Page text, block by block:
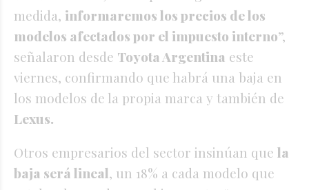
medida, informaremos los precios de los
modelos afectados por el impuesto interno”,
señalaron desde Toyota Argentina este
viernes, confirmando que habrá una baja en
los modelos de la propia marca y también de
Lexus.
Otros empresarios del sector insinúan que la
baja será lineal, un 18% a cada modelo que